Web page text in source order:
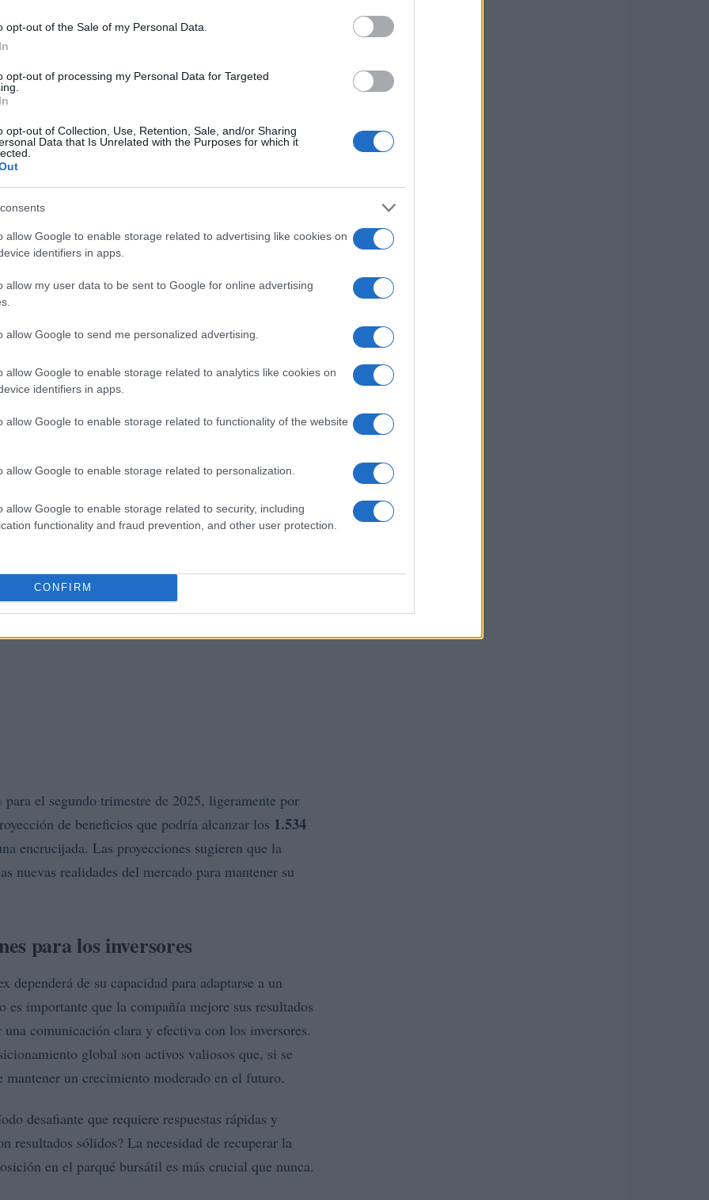
opt-out of the Sale of my Personal Data.
opt-out of processing my Personal Data for Targeted
opt-out of Collection, Use, Retention, Sale, and/or Sharing
Data that Is Unrelated with the Purposes for which it
allow Google to enable storage related to advertising like cookies on
identifiers in apps.
allow my user data to be sent to Google for online advertising
allow Google to send me personalized advertising.
allow Google to enable storage related to analytics like cookies on
identifiers in apps.
allow Google to enable storage related to functionality of the website
allow Google to enable storage related to personalization.
allow Google to enable storage related to security, including
functionality and fraud prevention, and other user protection.
CONFIRM
de lo que se esperaba, lo que ha despertado
adversas en sus principales mercados han
en las ventas. Además, Inditex se
genera inquietud ante un posible enfriamiento del
futuras
arancelaria y las fluctuaciones en las tasas de
Se estima que el sector podría enfrentar
en Estados Unidos debido a los aranceles impuestos
Una posible disminución en el volumen de
en que Inditex debe presentar resultados que
para recuperar su posición en el mercado.
un crecimiento en las ventas en moneda local
un contexto donde crecer no es suficiente, las
justificar un aumento en el valor de la acción se
para el segundo trimestre de 2025, ligeramente por
de beneficios que podría alcanzar los 1.534
encrucijada. Las proyecciones sugieren que la
nuevas realidades del mercado para mantener su
para los inversores
de su capacidad para adaptarse a un
importante que la compañía mejore sus resultados
comunicación clara y efectiva con los inversores.
global son activos valiosos que, si se
un crecimiento moderado en el futuro.
desafiante que requiere respuestas rápidas y
resultados sólidos? La necesidad de recuperar la
en el parqué bursátil es más crucial que nunca.